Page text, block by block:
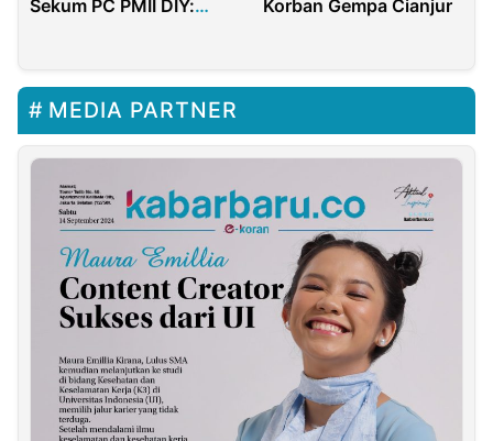
Sekum PC PMII DIY:
Korban Gempa Cianjur
MEDIA PARTNER